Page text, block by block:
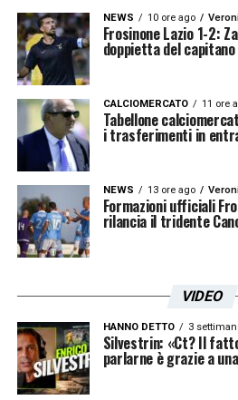
NEWS 10 ore ago
Frosinone Lazio 1-2:
doppietta del
CALCIOMERCATO 11 ore
Tabellone
i trasferimenti in
NEWS 13 ore ago
Formazioni ufficiali
rilancia il tridente
VIDEO
HANNO DETTO 3
Silvestrin: «Ct? Il
parlarne è grazie a